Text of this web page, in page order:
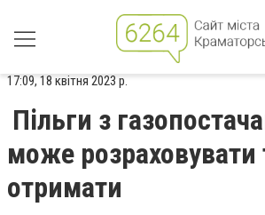
17:09, 18 квітня 2023 р.
Пільги з
може розраховувати
отримати